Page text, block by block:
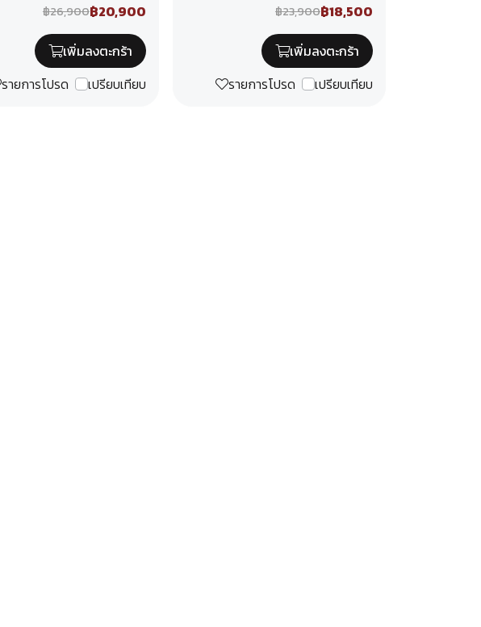
฿26,900฿20,900
เพิ่มลงตะกร้า
รายการโปรด
เปรียบเทียบ
฿23,900฿18,500
เพิ่มลงตะกร้า
รายการโปรด
เปรียบเทียบ